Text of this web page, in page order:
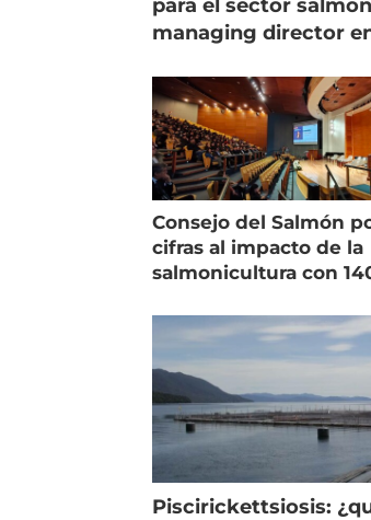
para el sector
managing director
Consejo del Salmón
cifras al impacto de la
salmonicultura con
Piscirickettsiosis: